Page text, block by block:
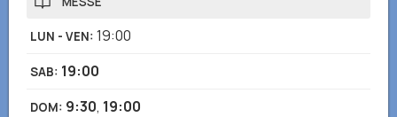
LUN - VEN: 19:00
SAB: 19:00
DOM: 9:30, 19:00